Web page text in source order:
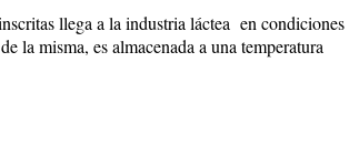
llega a la industria láctea en condiciones
la misma, es almacenada a una temperatura